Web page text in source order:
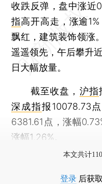
收跌反弹，盘中涨近
指高开高走，涨逾
飘红，建筑装饰领涨
遥遥领先，午后攀升
日大幅放量。
截至收盘， 沪指
深成指报10078.73
6381.61点，涨幅
涨幅1.26%。
本文共计
登录 后获